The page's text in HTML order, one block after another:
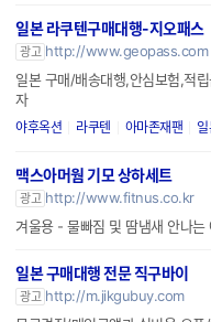
신무협판타지 스포츠판타지 대체
일본 라쿠텐구매대행-지오패스
광고
http://www.geopass.com
일본 구매/배송대행,안심보험,적
자
야후옥션 라쿠텐 아마존재팬
맥스아머웜 기모 상하세트
광고 http://www.fitnus.co.kr
겨울용 - 물빠짐 및 땀냄새 안나는
일본 구매대행 전문 직구바이